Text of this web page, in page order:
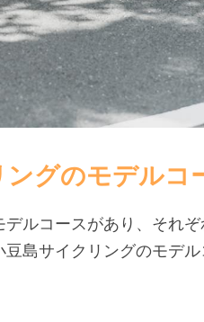
グのモデルコ
ルコースがあり、それ
島サイクリングのモデ